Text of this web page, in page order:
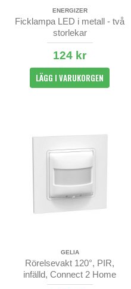
ENERGIZER
Ficklampa LED i metall - två
storlekar
124 kr
LÄGG I VARUKORGEN
GELIA
Rörelsevakt 120°, PIR,
infälld, Connect 2 Home